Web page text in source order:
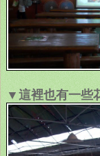
▼這裡也有一些